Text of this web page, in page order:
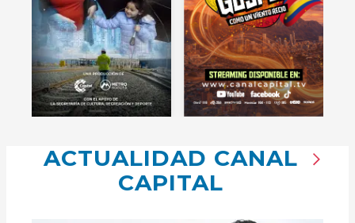
ACTUALIDAD CANAL
CAPITAL